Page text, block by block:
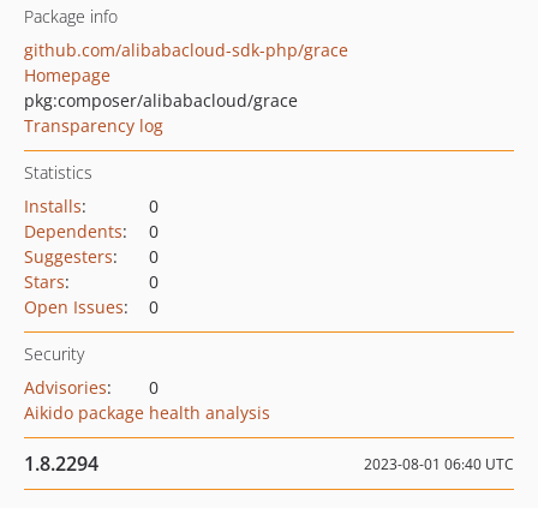
Package info
github.com/alibabacloud-sdk-php/grace
Homepage
pkg:composer/alibabacloud/grace
Transparency log
Statistics
Installs:
0
Dependents:
0
Suggesters:
0
Stars:
0
Open Issues: 0
Security
Advisories:
0
Aikido package health analysis
1.8.2294 2023-08-01 06:40 UTC